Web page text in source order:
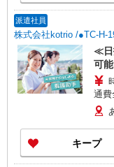
派遣社員
株式会社kotrio /●TC-H-
≪日
可能
通費
キープ